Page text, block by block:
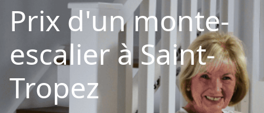
Prix d'un monte-
escalier à Saint-
Tropez